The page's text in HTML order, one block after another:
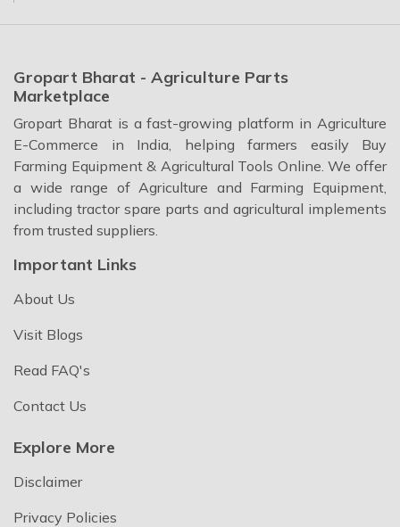
हमारे पास आपके लिए कुछ नीतियां हैं, कृपया
ध्यान देवे!
- कृपया हमारे साथ अपना अकाउंट रजिस्टर करें और आप अपने पैकेज को ट्रैक करें
- चेकआउट के दौरान कृपया कूपन कोड लागू करें
- ग्राहक से अतिरिक्त शुल्क कंपनी या कूरियर कंपनी वसूल ना करे इसलिए
कैश ऑन डिलीवरी की सुविधा Gropart Bharat नहीं देती है
- रोमांचक ऑफ़र प्राप्त करने के लिए नीचे अपना ईमेल आईडी और मोबाइल नंबर दर्ज करें
Email Address
This site is protected by reCAPTCHA and the Google
Gropart Bharat - Agriculture Parts
Marketplace
Gropart Bharat is a fast-growing platform in Agriculture
E-Commerce in India, helping farmers easily Buy
Farming Equipment & Agricultural Tools Online. We offer
a wide range of Agriculture and Farming Equipment,
including tractor spare parts and agricultural implements
from trusted suppliers.
Important Links
About Us
Visit Blogs
Read FAQ's
Contact Us
Explore More
Disclaimer
Privacy Policies